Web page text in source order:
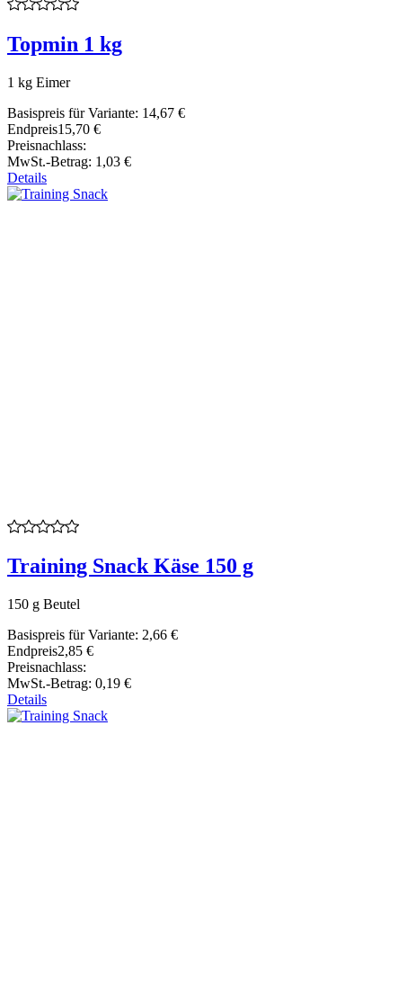
Topmin 1 kg
1 kg Eimer
Basispreis für Variante: 14,67 €
Endpreis15,70 €
Preisnachlass:
MwSt.-Betrag: 1,03 €
Details
Training Snack Käse 150 g
150 g Beutel
Basispreis für Variante: 2,66 €
Endpreis2,85 €
Preisnachlass:
MwSt.-Betrag: 0,19 €
Details